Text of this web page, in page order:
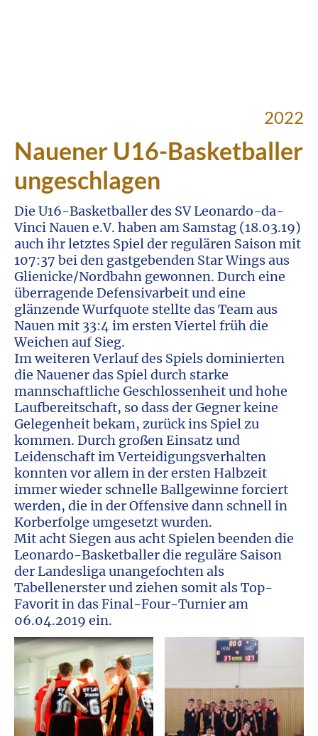
2022
Nauener U16-Basketballer
ungeschlagen
Die U16-Basketballer des SV Leonardo-da-
Vinci Nauen e.V. haben am Samstag (18.03.19)
auch ihr letztes Spiel der regulären Saison mit
107:37 bei den gastgebenden Star Wings aus
Glienicke/Nordbahn gewonnen. Durch eine
überragende Defensivarbeit und eine
glänzende Wurfquote stellte das Team aus
Nauen mit 33:4 im ersten Viertel früh die
Weichen auf Sieg.
Im weiteren Verlauf des Spiels dominierten
die Nauener das Spiel durch starke
mannschaftliche Geschlossenheit und hohe
Laufbereitschaft, so dass der Gegner keine
Gelegenheit bekam, zurück ins Spiel zu
kommen. Durch großen Einsatz und
Leidenschaft im Verteidigungsverhalten
konnten vor allem in der ersten Halbzeit
immer wieder schnelle Ballgewinne forciert
werden, die in der Offensive dann schnell in
Korberfolge umgesetzt wurden.
Mit acht Siegen aus acht Spielen beenden die
Leonardo-Basketballer die reguläre Saison
der Landesliga unangefochten als
Tabellenerster und ziehen somit als Top-
Favorit in das Final-Four-Turnier am
06.04.2019 ein.